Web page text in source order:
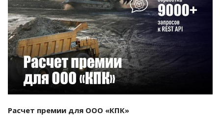
Смотреть проект
Расчет премии для ООО «КПК»